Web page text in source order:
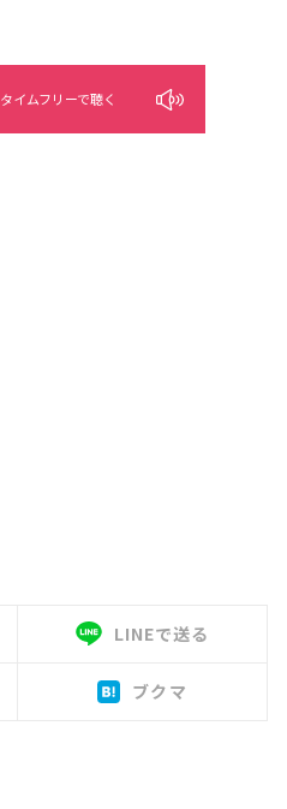
タイムフリーで聴く
LINEで送る
ブクマ